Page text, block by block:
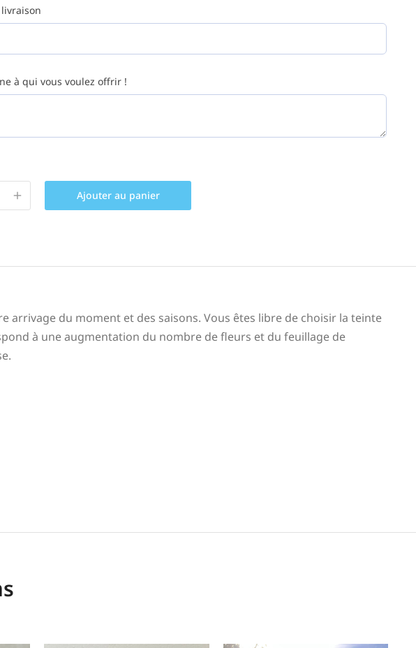
à qui vous voulez offrir !
Ajouter au panier
arrivage du moment et des saisons. Vous êtes libre de choisir la teinte
à une augmentation du nombre de fleurs et du feuillage de